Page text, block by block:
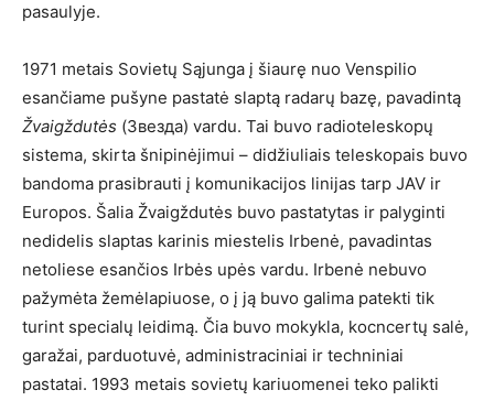
pasaulyje.
1971 metais Sovietų Sąjunga į šiaurę nuo Venspilio
esančiame pušyne pastatė slaptą radarų bazę, pavadintą
Žvaigždutės (Звезда) vardu. Tai buvo radioteleskopų
sistema, skirta šnipinėjimui – didžiuliais teleskopais buvo
bandoma prasibrauti į komunikacijos linijas tarp JAV ir
Europos. Šalia Žvaigždutės buvo pastatytas ir palyginti
nedidelis slaptas karinis miestelis Irbenė, pavadintas
netoliese esančios Irbės upės vardu. Irbenė nebuvo
pažymėta žemėlapiuose, o į ją buvo galima patekti tik
turint specialų leidimą. Čia buvo mokykla, kocncertų salė,
garažai, parduotuvė, administraciniai ir techniniai
pastatai. 1993 metais sovietų kariuomenei teko palikti